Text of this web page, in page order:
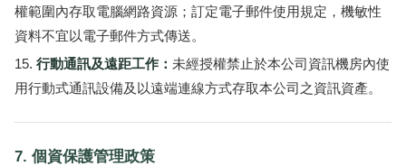
權範圍內存取電腦網路資源；訂定電子郵件使用規定，機敏性
資料不宜以電子郵件方式傳送。
行動通訊及遠距工作： 未經授權禁止於本公司資訊機房內使
用行動式通訊設備及以遠端連線方式存取本公司之資訊資產。
7. 個資保護管理政策